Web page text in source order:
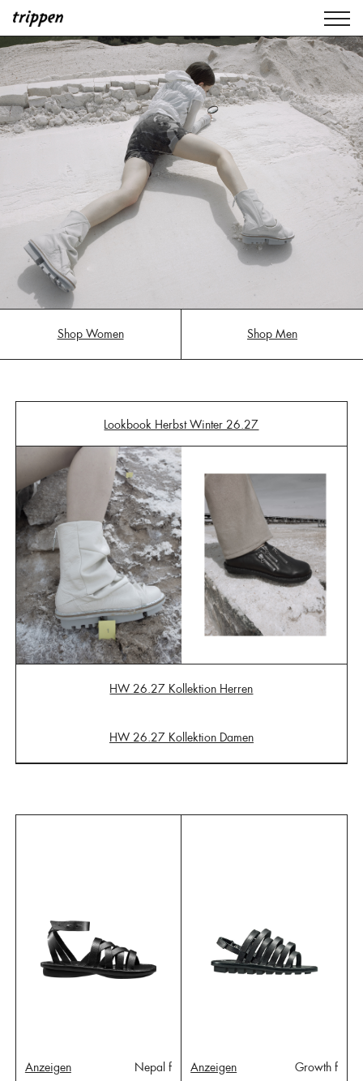
Shop Women Shop Men
Lookbook Herbst Winter 26.27
HW 26.27 Kollektion Damen
HW 26.27 Kollektion Herren
Anzeigen Nepal f Anzeigen Growth f